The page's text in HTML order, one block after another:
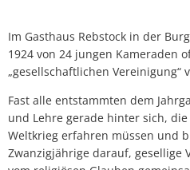
Im Gasthaus Rebstock in der
1924 von 24 jungen Kameraden
„gesellschaftlichen Vereinigung“
Fast alle entstammten dem
und Lehre gerade hinter sich,
Weltkrieg erfahren müssen und
Zwanzigjährige darauf, gesellige